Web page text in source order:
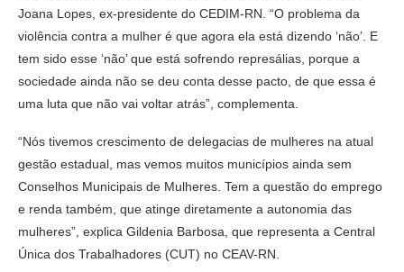
Joana Lopes, ex-presidente do CEDIM-RN. “O problema da
violência contra a mulher é que agora ela está dizendo ‘não’. E
tem sido esse ‘não’ que está sofrendo represálias, porque a
sociedade ainda não se deu conta desse pacto, de que essa é
uma luta que não vai voltar atrás”, complementa.
“Nós tivemos crescimento de delegacias de mulheres na atual
gestão estadual, mas vemos muitos municípios ainda sem
Conselhos Municipais de Mulheres. Tem a questão do emprego
e renda também, que atinge diretamente a autonomia das
mulheres”, explica Gildenia Barbosa, que representa a Central
Única dos Trabalhadores (CUT) no CEAV-RN.